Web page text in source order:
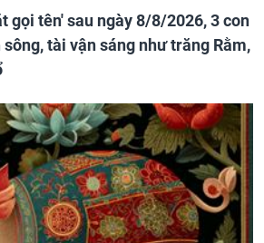
gọi tên' sau ngày 8/8/2026, 3 con
tài vận sáng như trăng Rằm,